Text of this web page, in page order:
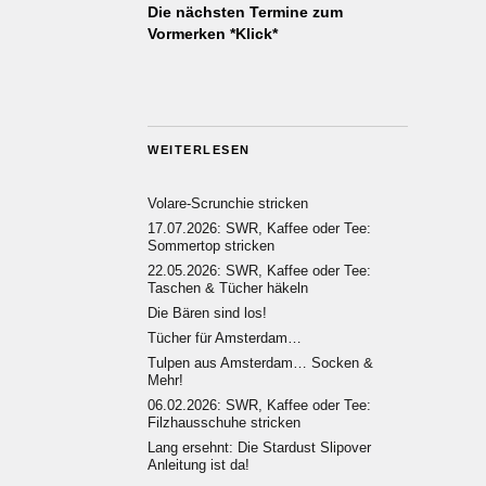
Die nächsten Termine zum
Vormerken *Klick*
WEITERLESEN
Volare-Scrunchie stricken
17.07.2026: SWR, Kaffee oder Tee:
Sommertop stricken
22.05.2026: SWR, Kaffee oder Tee:
Taschen & Tücher häkeln
Die Bären sind los!
Tücher für Amsterdam…
Tulpen aus Amsterdam… Socken &
Mehr!
06.02.2026: SWR, Kaffee oder Tee:
Filzhausschuhe stricken
Lang ersehnt: Die Stardust Slipover
Anleitung ist da!